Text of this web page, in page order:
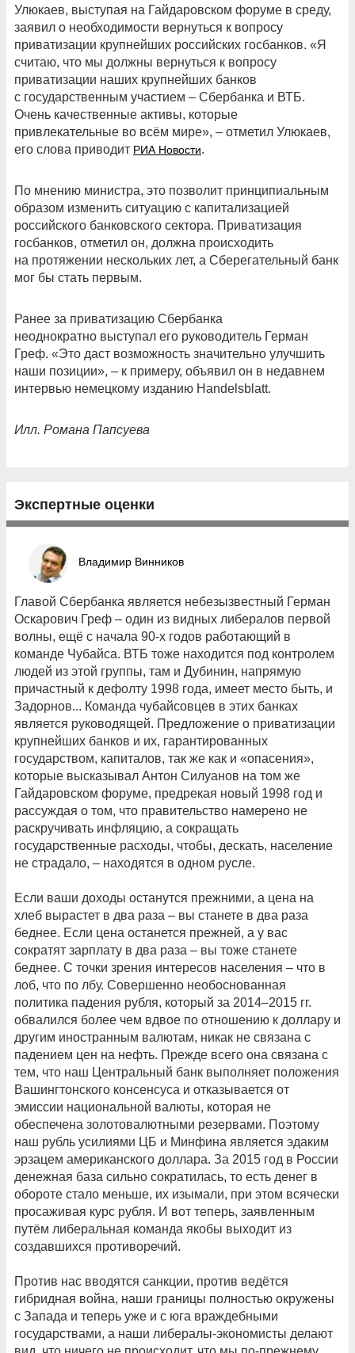
Улюкаев, выступая на Гайдаровском форуме в среду,
заявил о необходимости вернуться к вопросу
приватизации крупнейших российских госбанков. «Я
считаю, что мы должны вернуться к вопросу
приватизации наших крупнейших банков
с государственным участием – Сбербанка и ВТБ.
Очень качественные активы, которые
привлекательные во всём мире», – отметил Улюкаев,
его слова приводит РИА Новости.
По мнению министра, это позволит принципиальным
образом изменить ситуацию с капитализацией
российского банковского сектора. П риватизация
госбанков, отметил он, должна происходить
на протяжении нескольких лет, а Сберегательный банк
мог бы стать первым.
Ранее за приватизацию Сбербанка
неоднократно выступал его руководитель Герман
Греф. «Это даст возможность значительно улучшить
наши позиции», – к примеру, объявил он в недавнем
интервью немецкому изданию Handelsblatt.
Илл. Романа Папсуева
Экспертные оценки
Владимир Винников
Главой Сбербанка является небезызвестный Герман
Оскарович Греф – один из видных либералов первой
волны, ещё с начала 90-х годов работающий в
команде Чубайса. ВТБ тоже находится под контролем
людей из этой группы, там и Дубинин, напрямую
причастный к дефолту 1998 года, имеет место быть, и
Задорнов... Команда чубайсовцев в этих банках
является руководящей. Предложение о приватизации
крупнейших банков и их, гарантированных
государством, капиталов, так же как и «опасения»,
которые высказывал Антон Силуанов на том же
Гайдаровском форуме, предрекая новый 1998 год и
рассуждая о том, что правительство намерено не
раскручивать инфляцию, а сокращать
государственные расходы, чтобы, дескать, население
не страдало, – находятся в одном русле.
Если ваши доходы останутся прежними, а цена на
хлеб вырастет в два раза – вы станете в два раза
беднее. Если цена останется прежней, а у вас
сократят зарплату в два раза – вы тоже станете
беднее. С точки зрения интересов населения – что в
лоб, что по лбу. Совершенно необоснованная
политика падения рубля, который за 2014–2015 гг.
обвалился более чем вдвое по отношению к доллару и
другим иностранным валютам, никак не связана с
падением цен на нефть. Прежде всего она связана с
тем, что наш Центральный банк выполняет положения
Вашингтонского консенсуса и отказывается от
эмиссии национальной валюты, которая не
обеспечена золотовалютными резервами. Поэтому
наш рубль усилиями ЦБ и Минфина является эдаким
эрзацем американского доллара. За 2015 год в России
денежная база сильно сократилась, то есть денег в
обороте стало меньше, их изымали, при этом всячески
просаживая курс рубля. И вот теперь, заявленным
путём либеральная команда якобы выходит из
создавшихся противоречий.
Против нас вводятся санкции, против ведётся
гибридная война, наши границы полностью окружены
с Запада и теперь уже и с юга враждебными
государствами, а наши либералы-экономисты делают